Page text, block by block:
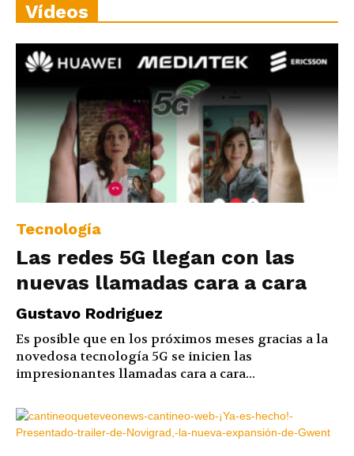
Vídeos
Tecnología
Las redes 5G llegan con las
nuevas llamadas cara a cara
Gustavo Rodriguez
Es posible que en los próximos meses gracias a la
novedosa tecnología 5G se inicien las
impresionantes llamadas cara a cara...